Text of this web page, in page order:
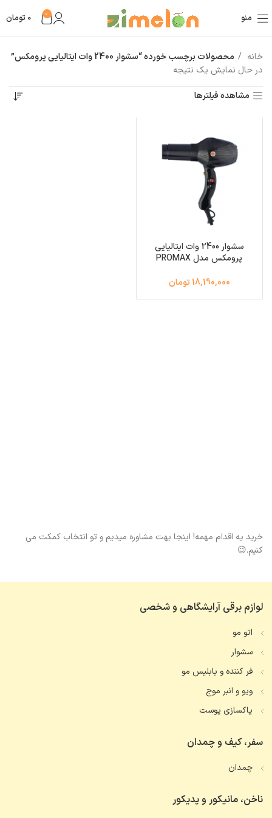
منو 0
0 تومان
خانه
محصولات برچسب خورده “سشوار 2400 وات ایتالیایی پرومکس”
در حال نمایش یک نتیجه
مشاهده فیلترها
سشوار 2400 وات ایتالیایی
پرومکس مدل PROMAX
18,190,000 تومان
خرید یه اقدام مهمه! اینجا بهت مشاوره میدیم و تو انتخاب کمکت می
کنیم.😉
لوازم برقی آرایشگاهی و شخصی
اتو مو
سشوار
فر کننده و بابلیس مو
ویو و انبر موج
پاکسازی پوست
سفر، کیف و چمدان
چمدان
ناخن، مانیکور و پدیکور